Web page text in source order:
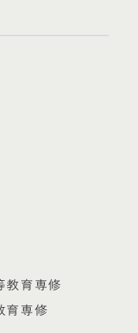
教育専修
育専修